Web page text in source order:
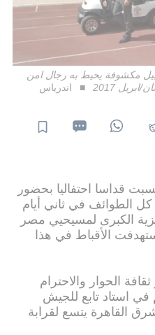
مكشوفة يحيط به رجال امن
اندرياس
قداسا احتفاليا بحضور
كل الطوائف في ثاني أيام
الكبرى لمسيحيي مصر
الأقباط في هذا
الحوار والاحترام
في استاد تابع للجيش
القاهرة يتسع لقرابة